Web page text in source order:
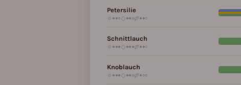
Petersilie
●●○ ●●○ ●●○
Schnittlauch
●●● ●●● ●●○
Knoblauch
●●● ●●○ ●○○